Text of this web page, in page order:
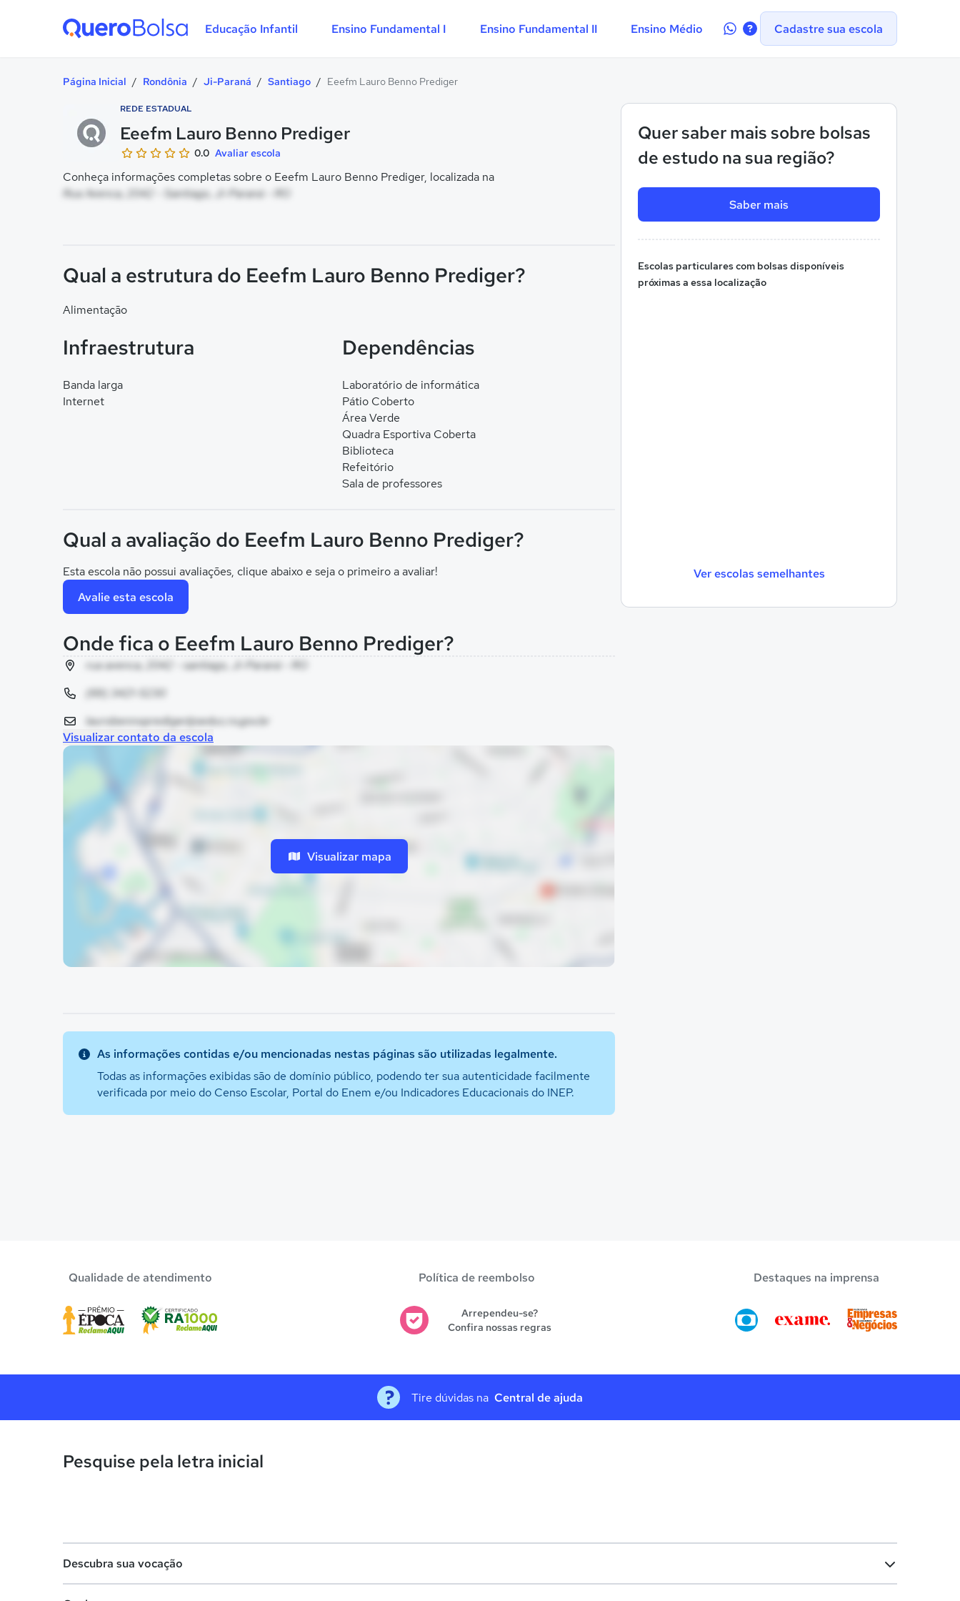
Educação Infantil Ensino Fundamental I Ensino Fundamental II Ensino Médio
Contate-Cadastre sua escola
Página Inicial / Rondônia / Ji-Paraná / Santiago / Eeefm Lauro Benno Prediger
REDE ESTADUAL
Eeefm Lauro Benno Prediger
0.0 Avaliar escola
Conheça informações completas sobre o Eeefm Lauro Benno Prediger, localizada na
Rua Avenca, 2042 - Santiago, Ji-Paraná - RO
Quer saber mais sobre bolsas
de estudo na sua região?
Saber mais
Escolas particulares com bolsas disponíveis
próximas a essa localização
Ver escolas semelhantes
Qual a estrutura do Eeefm Lauro Benno Prediger?
Alimentação
Infraestrutura
Banda larga
Internet
Dependências
Laboratório de informática
Pátio Coberto
Área Verde
Quadra Esportiva Coberta
Biblioteca
Refeitório
Sala de professores
Qual a avaliação do Eeefm Lauro Benno Prediger?
Esta escola não possui avaliações, clique abaixo e seja o primeiro a avaliar!
Avalie esta escola
Onde fica o Eeefm Lauro Benno Prediger?
rua avenca, 2042 - santiago, Ji-Paraná - RO
(69) 3421-5230
laurobennoprediger@seduc.ro.gov.br
Visualizar contato da escola
Visualizar mapa
As informações contidas e/ou mencionadas nestas páginas são utilizadas legalmente.
Todas as informações exibidas são de domínio público, podendo ter sua autenticidade facilmente
verificada por meio do Censo Escolar, Portal do Enem e/ou Indicadores Educacionais do INEP.
Qualidade de atendimento Política de reembolso
Arrependeu-se?
Confira nossas regras
Destaques na imprensa
Tire dúvidas na Central de ajuda
Pesquise pela letra inicial
Descubra sua vocação